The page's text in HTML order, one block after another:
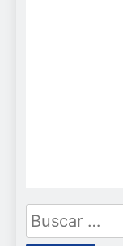
Buscar: